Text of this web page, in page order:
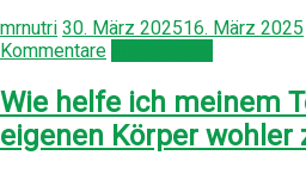
mrnutri 30. März 202516. März 2025
Kommentare
Wie helfe ich meinem
eigenen Körper wohler